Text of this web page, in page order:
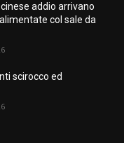
addio arrivano
col sale da
scirocco ed